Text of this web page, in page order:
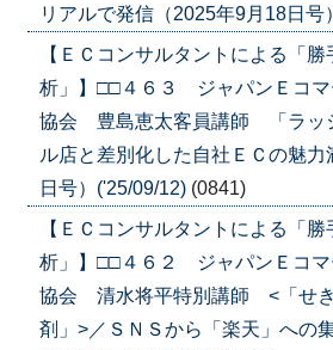
リアルで発信（2025年9月18日号
【ＥＣコンサルタントによる「
析」】□□４６３ ジャパンＥコマ
協会 豊島恵太客員講師 「ラッ
ル店と差別化した自社ＥＣの魅
日号）('25/09/12) (0841)
【ＥＣコンサルタントによる「
析」】□□４６２ ジャパンＥコマ
協会 清水将平特別講師 <「せ
剤」>／ＳＮＳから「楽天」への